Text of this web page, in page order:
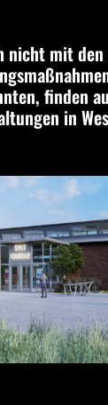
nicht mit
finden
in